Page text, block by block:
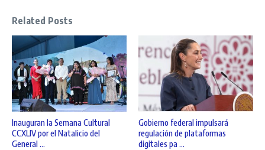
Related Posts
Inauguran la Semana Cultural
CCXLIV por el Natalicio del
General ...
Gobierno federal impulsará
regulación de plataformas
digitales pa ...